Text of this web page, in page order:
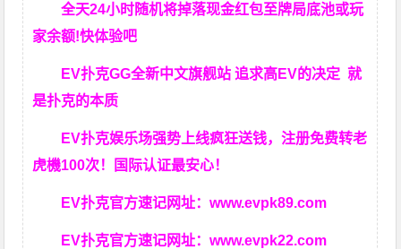
全天24小时随机将掉落现金红包至牌局底池或玩
家余额!快体验吧
EV扑克GG全新中文旗舰站 追求高EV的决定就
是扑克的本质
EV扑克娱乐场强势上线疯狂送钱，注册免费转老
虎機100次！国际认证最安心！
EV扑克官方速记网址：www.evpk89.com
EV扑克官方速记网址：www.evpk22.com